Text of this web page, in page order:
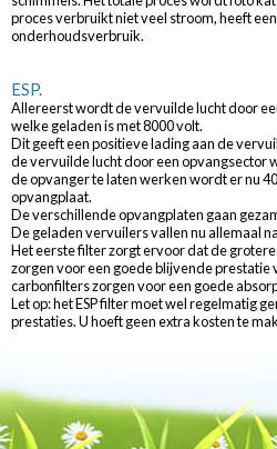
proces verbruikt niet veel stroom, heeft
onderhoudsverbruik.
ESP.
Allereerst wordt de vervuilde lucht door
welke geladen is met 8000 volt.
Dit geeft een positieve lading aan de
de vervuilde lucht door een opvangsector
de opvanger te laten werken wordt er nu
opvangplaat.
De verschillende opvangplaten gaan
De geladen vervuilers vallen nu allemaal
Het eerste filter zorgt ervoor dat de
zorgen voor een goede blijvende prestatie
carbonfilters zorgen voor een goede
Let op: het ESP filter moet wel regelmatig
prestaties. U hoeft geen extra kosten te